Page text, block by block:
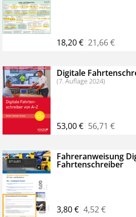
Bestellen Sie jetzt das
Kennenlern-Abo für zwei Monate
Monaten brauchen Sie nichts
Abonnement endet automatisch,
weiteren Verpflichtungen.
18,20 € 21,66 €
Digitale
(7. Auflage 2024)
53,00 € 56,71 €
Fahreranweisung
Fahrtenschreiber
3,80 € 4,52 €